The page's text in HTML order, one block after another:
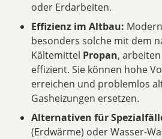
oder Erdarbeiten.
Effizienz im Altbau:
besonders solche mit dem
Kältemittel Propan,
effizient. Sie können hohe
erreichen und problemlos
Gasheizungen ersetzen.
Alternativen für
(Erdwärme) oder Wasser-